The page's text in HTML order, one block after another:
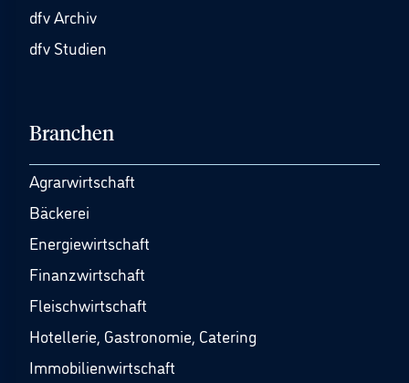
dfv Archiv
dfv Studien
Branchen
Agrarwirtschaft
Bäckerei
Energiewirtschaft
Finanzwirtschaft
Fleischwirtschaft
Hotellerie, Gastronomie, Catering
Immobilienwirtschaft